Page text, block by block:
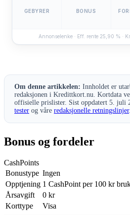
GEBYRER BONUS
Annonselenke · Eff. rente 25,90 % ·
Om denne artikkelen: Innholdet er
redaksjonen i Kredittkort.nu. Kortdata
offisielle prislister. Sist oppdatert 5. juli
tester og våre redaksjonelle retningslinjer.
Bonus og fordeler
CashPoints
Bonustype Ingen
Opptjening 1 CashPoint per 100 kr
Årsavgift
0 kr
Korttype
Visa